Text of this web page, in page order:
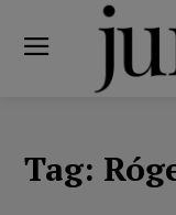
Tag: